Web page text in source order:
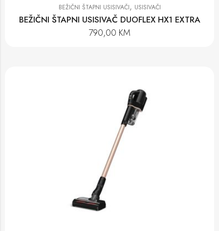
BEŽIČNI ŠTAPNI USISIVAČI, USISIVAČI
BEŽIČNI ŠTAPNI USISIVAČ DUOFLEX HX1 EXTRA
790,00 KM